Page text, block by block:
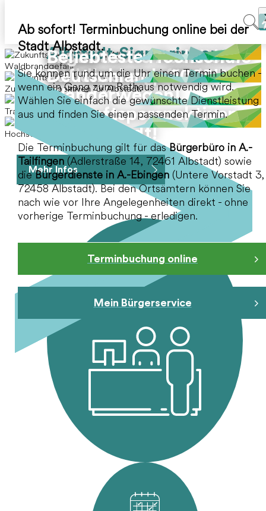
Waldbrandgefahr
Achtung!
Akute
Waldbrandgefahr
Mehr Infos
Zukunftsperspektiven für Albstadt.
Zukunftsperspektiven
für Albstadt!
Mehr Infos
Traufgänge.
Traufgänge.
Gigantische Ausblicke
auf unseren prämierten
Wanderwegen!
Mehr Infos
Hochschule Albstadt-Sigmaringen.
Hochschule
Albstadt-Sigmaringen.
Beliebteste Hochschule
Deutschlands 2025!
Mehr Infos
WO FINDE ICH WAS?
Mein
Bürgerservice
Ab sofort! Terminbuchung online bei der
Stadt Albstadt.
Sie können rund um die Uhr einen Termin buchen -
wenn ein Gang zum Rathaus notwendig wird.
Wählen Sie einfach die gewünschte Dienstleistung
aus und finden Sie einen passenden Termin.
Die Terminbuchung gilt für dasBürgerbüro in A.-
Tailfingen (Adlerstraße 14, 72461 Albstadt) sowie
dieBürgerdienste in A.-Ebingen (Untere Vorstadt 3,
72458 Albstadt). Bei den Ortsämtern können Sie
nach wie vor Ihre Angelegenheiten direkt - ohne
vorherige Terminbuchung - erledigen.
Terminbuchung online
Mein Bürgerservice